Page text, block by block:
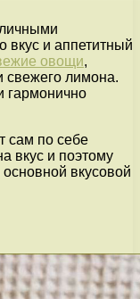
вкус и аппетитный
овощи,
свежего лимона.
гармонично
сам по себе
вкус и поэтому
вкусовой